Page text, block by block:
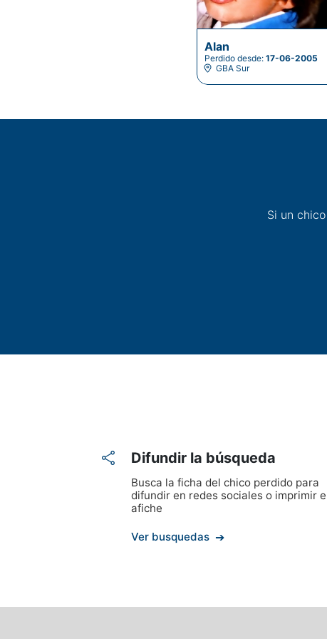
Alan
Perdido desde: 17-06-2005
GBA Sur
Si un
Difundir la búsqueda
Busca la ficha del chico perdido para
difundir en redes sociales o imprimir
afiche
Ver busquedas